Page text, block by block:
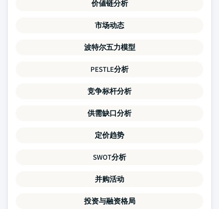
价値链分析
市场动态
波特尔五力模型
PESTLE分析
竞争标杆分析
供需缺口分析
定价趋势
SWOT分析
并购活动
投资与融资格局